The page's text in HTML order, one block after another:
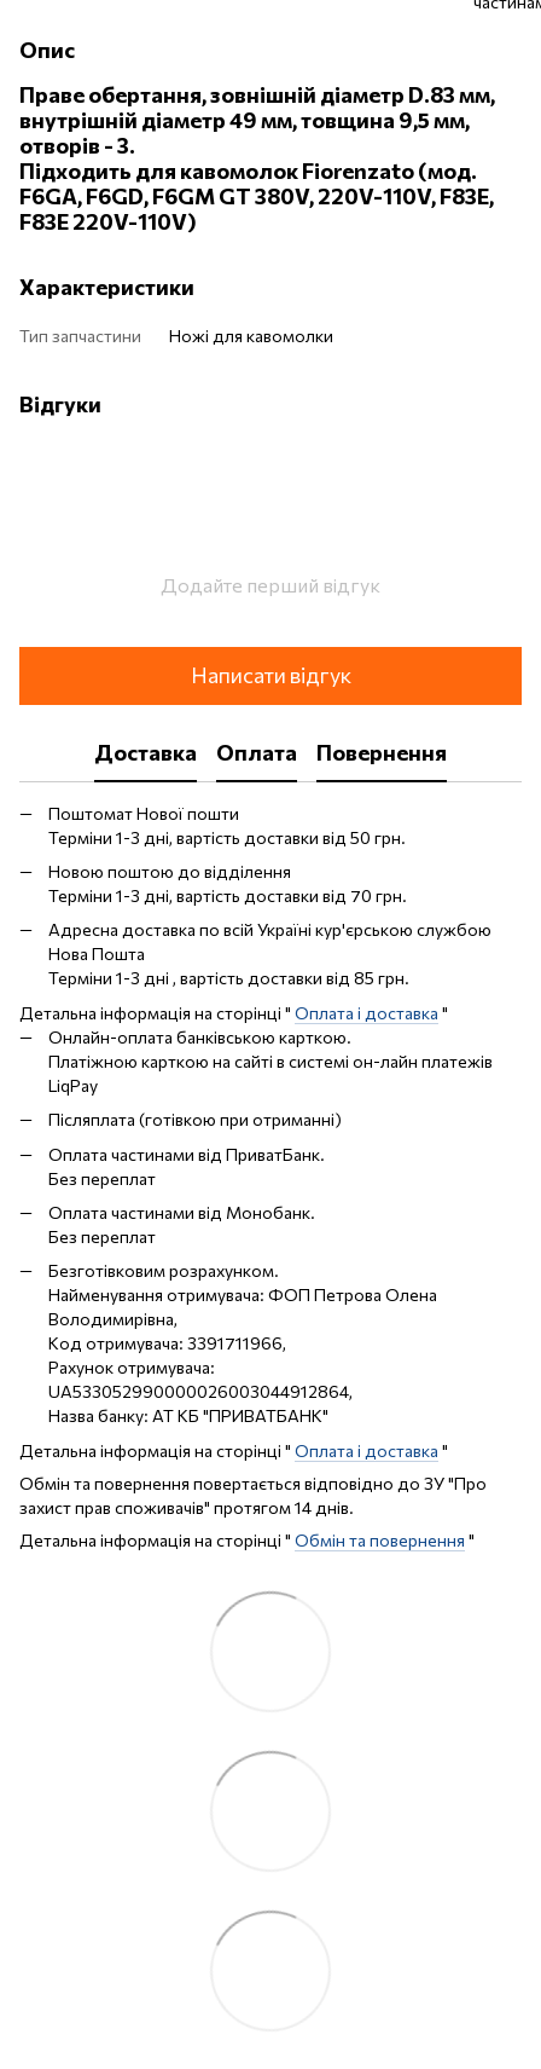
Опис
Праве обертання, зовнішній діаметр D.83 мм,
внутрішній діаметр 49 мм, товщина 9,5 мм,
отворів - 3.
Підходить для кавомолок Fiorenzato (мод.
F6GA, F6GD, F6GM GT 380V, 220V-110V, F83E,
F83E 220V-110V)
Характеристики
Тип запчастини Ножі для кавомолки
Відгуки
Додайте перший відгук
Написати відгук
Доставка Оплата Повернення
Поштомат Нової пошти
Терміни 1-3 дні, вартість доставки від 50 грн.
Новою поштою до відділення
Терміни 1-3 дні, вартість доставки від 70 грн.
Адресна доставка по всій Україні кур'єрською службою
Нова Пошта
Терміни 1-3 дні , вартість доставки від 85 грн.
Детальна інформація на сторінці " Оплата і доставка "
Онлайн-оплата банківською карткою.
Платіжною карткою на сайті в системі он-лайн платежів
LiqPay
Післяплата (готівкою при отриманні)
Оплата частинами від ПриватБанк.
Без переплат
Оплата частинами від Монобанк.
Без переплат
Безготівковим розрахунком.
Найменування отримувача: ФОП Петрова Олена
Володимирівна,
Код отримувача: 3391711966,
Рахунок отримувача:
UA533052990000026003044912864,
Назва банку: АТ КБ "ПРИВАТБАНК"
Детальна інформація на сторінці " Оплата і доставка "
Обмін та повернення повертається відповідно до ЗУ "Про
захист прав споживачів" протягом 14 днів.
Детальна інформація на сторінці " Обмін та повернення "